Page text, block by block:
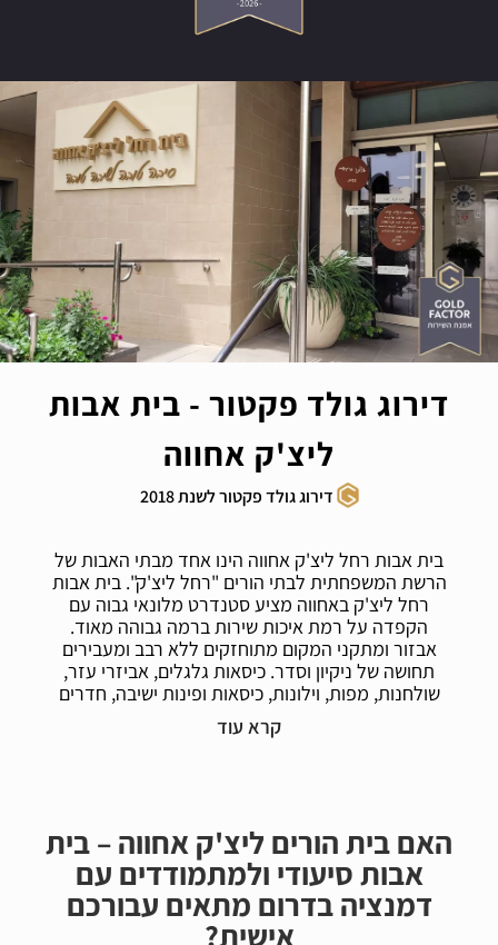
דירוג גולד פקטור - בית אבות
ליצ'ק אחווה
דירוג גולד פקטור לשנת 2018
בית אבות רחל ליצ'ק אחווה הינו אחד מבתי האבות של
הרשת המשפחתית לבתי הורים "רחל ליצ'ק". בית אבות
רחל ליצ'ק באחווה מציע סטנדרט מלונאי גבוה עם
הקפדה על רמת איכות שירות ברמה גבוהה מאוד.
אבזור ומתקני המקום מתוחזקים ללא רבב ומעבירים
תחושה של ניקיון וסדר. כיסאות גלגלים, אביזרי עזר,
שולחנות, מפות, וילונות, כיסאות ופינות ישיבה, חדרים
וחדרי שירותים מעידים על ניהול מוקפד של שירותי
משק בית ותחזוקה. ניכרת אווירה מאוד נינוחה
בית אבות רחל ליצ'ק באחווה בא לידי ביטוי בעיקר
בשמירה על הרגלי חיים אליהם היה רגיל הדייר קודם.
במטרה לאפשר לו בראש סדר עדיפות סביבה מותאמת
להעדפותיו וצרכיו האישיים של הדייר ורק אחר כך לפי
צרכי המוסד. ישנה הכרות בולטת עם הצרכים אישיים של
כל דייר ודיירת במטרה להתאים מענה בצורה
האם בית הורים ליצ'ק אחווה – בית
אבות סיעודי ולמתמודדים עם
דמנציה בדרום מתאים עבורכם
אישית?